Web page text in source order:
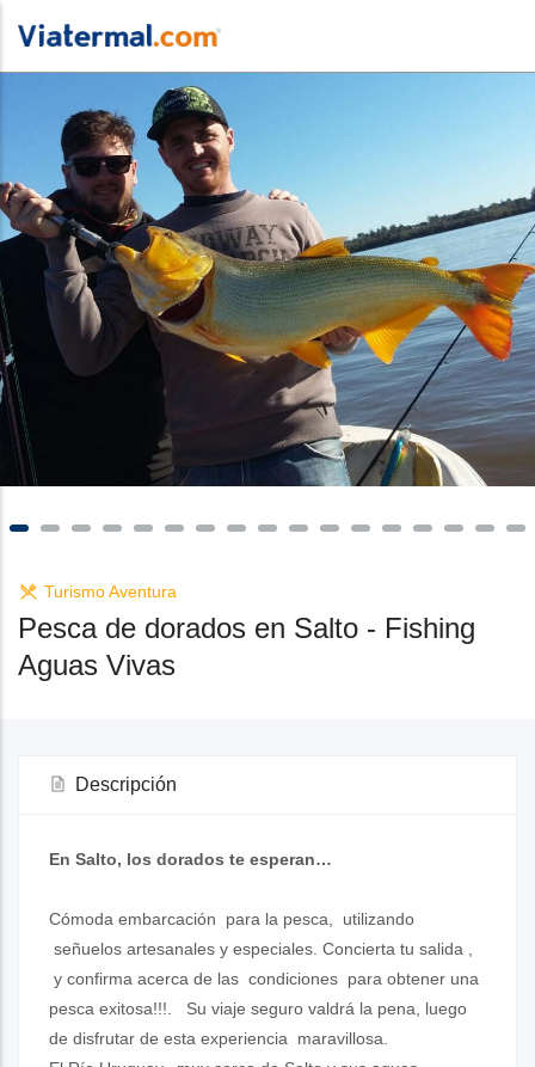
Turismo Aventura
Pesca de dorados en Salto - Fishing
Aguas Vivas
Descripción
En Salto, los dorados te esperan…
Cómoda embarcación para la pesca, utilizando
señuelos artesanales y especiales. Concierta tu salida ,
y confirma acerca de las condiciones para obtener una
pesca exitosa!!!. Su viaje seguro valdrá la pena, luego
de disfrutar de esta experiencia maravillosa.